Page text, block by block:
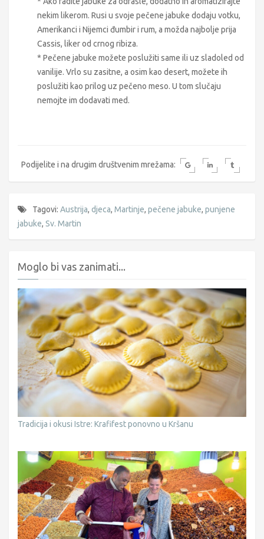
nekim likerom. Rusi u svoje pečene jabuke dodaju votku,
Amerikanci i Nijemci đumbir i rum, a možda najbolje prija
Cassis, liker od crnog ribiza.
* Pečene jabuke možete poslužiti same ili uz sladoled od
vanilije. Vrlo su zasitne, a osim kao desert, možete ih
poslužiti kao prilog uz pečeno meso. U tom slučaju
nemojte im dodavati med.
Podijelite i na drugim društvenim mrežama:
Tagovi: Austrija, djeca, Martinje, pečene jabuke, punjene
jabuke, Sv. Martin
Moglo bi vas zanimati...
Tradicija i okusi Istre: Krafifest ponovno u Kršanu